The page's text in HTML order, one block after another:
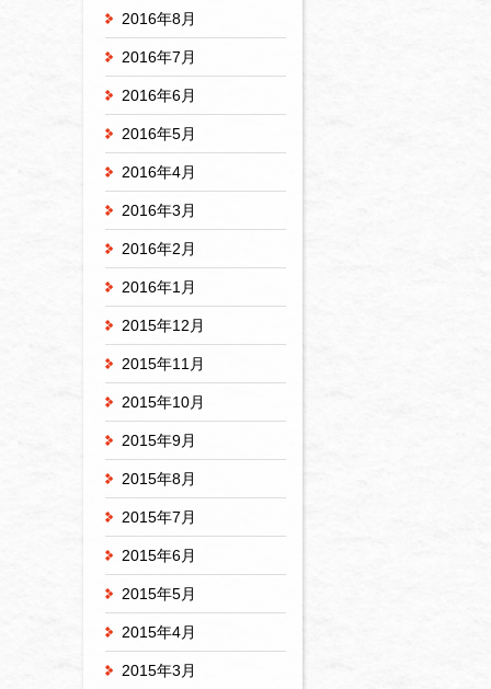
2016年8月
2016年7月
2016年6月
2016年5月
2016年4月
2016年3月
2016年2月
2016年1月
2015年12月
2015年11月
2015年10月
2015年9月
2015年8月
2015年7月
2015年6月
2015年5月
2015年4月
2015年3月